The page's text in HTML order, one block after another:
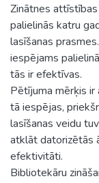
Zinātnes
palielinās katru
lasīšanas
iespējams
tās ir efektīvas.
Pētījuma mērķis ir
tā iespējas,
lasīšanas veidu
atklāt datorizētās
efektivitāti.
Bibliotekāru